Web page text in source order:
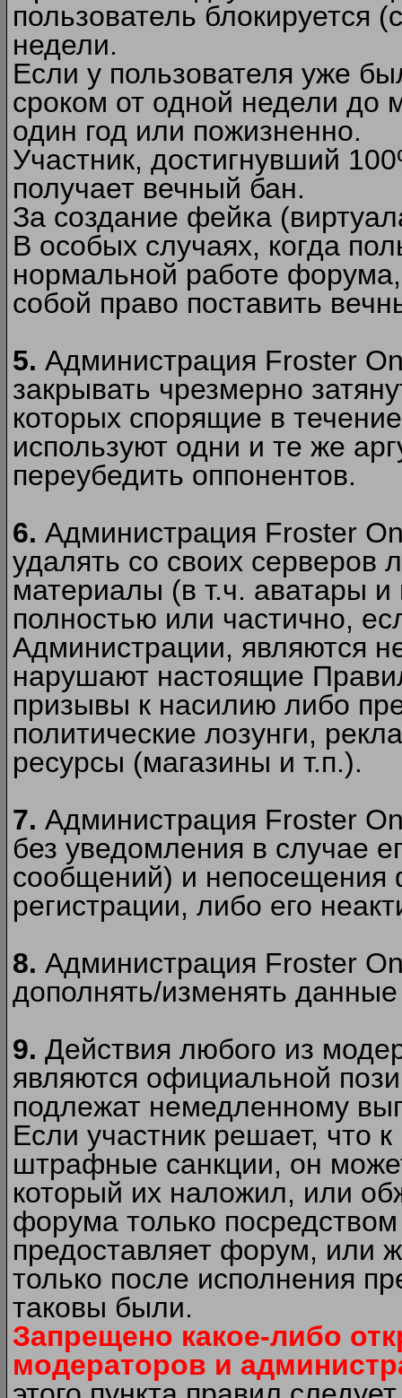
пользователь блокируется
недели.
Если у пользователя уже
сроком от одной недели до
один год или пожизненно.
Участник, достигнувший
получает вечный бан.
За создание фейка
В особых случаях, когда
нормальной работе
собой право поставить
5. Администрация Froster
закрывать чрезмерно
которых спорящие в
используют одни и те же
переубедить оппонентов.
6. Администрация Froster
удалять со своих
материалы (в т.ч. аватары и
полностью или частично,
Администрации, являются
нарушают настоящие
призывы к насилию либо
политические лозунги,
ресурсы (магазины и т.п.).
7. Администрация Froster
без уведомления в случае
сообщений) и непосещения
регистрации, либо его
8. Администрация Froster
дополнять/изменять
9. Действия любого из
являются официальной
подлежат немедленному
Если участник решает, что
штрафные санкции, он
который их наложил, или
форума только
предоставляет форум, или
только после исполнения
таковы были.
Запрещено какое-либо
модераторов и